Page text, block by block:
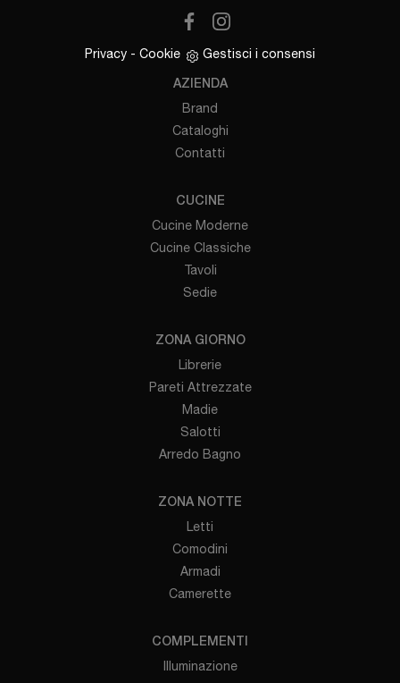
Privacy - Cookie Gestisci i consensi
AZIENDA
Brand
Cataloghi
Contatti
CUCINE
Cucine Moderne
Cucine Classiche
Tavoli
Sedie
ZONA GIORNO
Librerie
Pareti Attrezzate
Madie
Salotti
Arredo Bagno
ZONA NOTTE
Letti
Comodini
Armadi
Camerette
COMPLEMENTI
Illuminazione